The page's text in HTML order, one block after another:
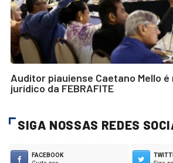
Auditor piauiense Caetano Mello
jurídico da FEBRAFITE
SIGA NOSSAS REDES
FACEBOOK